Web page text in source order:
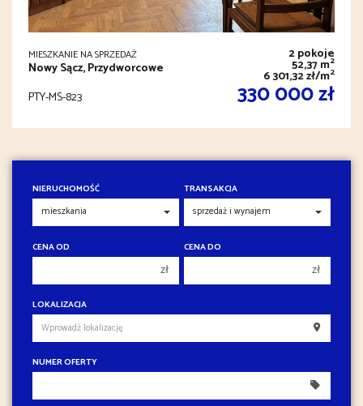
MIESZKANIE NA SPRZEDAŻ
Nowy Sącz, Przydworcowe
2 pokoje
52,37 m2
6 301,32 zł/m2
PTY-MS-823 330 000 zł
NIERUCHOMOŚĆ TRANSAKCJA
CENA OD
zł
250 000 zł
300 000 zł
CENA DO
zł
250 000 zł
300 000 zł
LOKALIZACJA
NUMER OFERTY